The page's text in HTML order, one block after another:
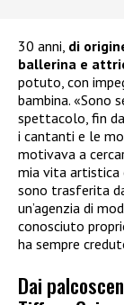
30 anni, di
ballerina e
potuto, con
bambina. «Sono
spettacolo, fin
i cantanti e le
motivava a
mia vita artistica
sono trasferita
un’agenzia di
conosciuto
ha sempre
Dai